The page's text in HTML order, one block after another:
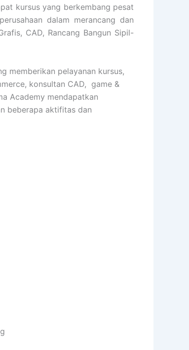
kursus yang berkembang pesat
dalam merancang dan
CAD, Rancang Bangun Sipil-
memberikan pelayanan kursus,
konsultan CAD, game &
Academy mendapatkan
beberapa aktifitas dan